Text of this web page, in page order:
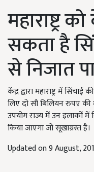
महाराष्ट्र
सकता है
से निजात
केंद्र द्वारा महाराष्ट्र में
लिए दो सौ बिलियन रुपए की
उपयोग राज्य में उन इलाकों
किया जाएगा जो सूखाग्रस्त है।
Updated on 9 August,